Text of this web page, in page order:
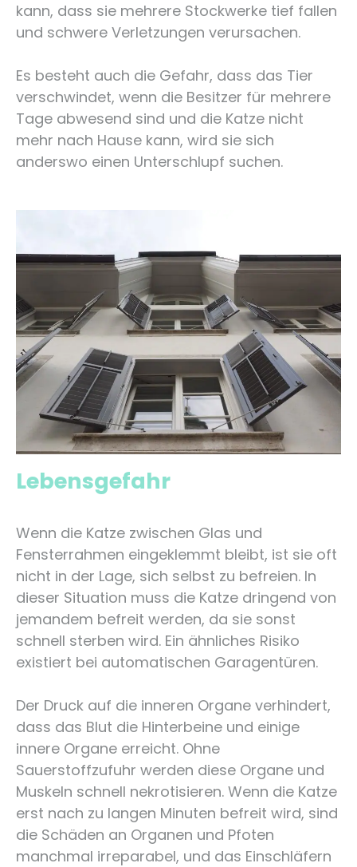
kann, dass sie mehrere Stockwerke tief fallen
und schwere Verletzungen verursachen.
Es besteht auch die Gefahr, dass das Tier
verschwindet, wenn die Besitzer für mehrere
Tage abwesend sind und die Katze nicht
mehr nach Hause kann, wird sie sich
anderswo einen Unterschlupf suchen.
Lebensgefahr
Wenn die Katze zwischen Glas und
Fensterrahmen eingeklemmt bleibt, ist sie oft
nicht in der Lage, sich selbst zu befreien. In
dieser Situation muss die Katze dringend von
jemandem befreit werden, da sie sonst
schnell sterben wird. Ein ähnliches Risiko
existiert bei automatischen Garagentüren.
Der Druck auf die inneren Organe verhindert,
dass das Blut die Hinterbeine und einige
innere Organe erreicht. Ohne
Sauerstoffzufuhr werden diese Organe und
Muskeln schnell nekrotisieren. Wenn die Katze
erst nach zu langen Minuten befreit wird, sind
die Schäden an Organen und Pfoten
manchmal irreparabel, und das Einschläfern